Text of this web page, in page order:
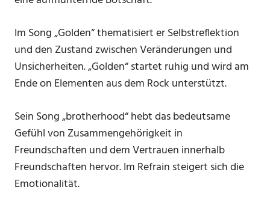
Im Song „Golden“ thematisiert er Selbstreflektion
und den Zustand zwischen Veränderungen und
Unsicherheiten. „Golden“ startet ruhig und wird am
Ende on Elementen aus dem Rock unterstützt.
Sein Song „brotherhood“ hebt das bedeutsame
Gefühl von Zusammengehörigkeit in
Freundschaften und dem Vertrauen innerhalb
Freundschaften hervor. Im Refrain steigert sich die
Emotionalität.